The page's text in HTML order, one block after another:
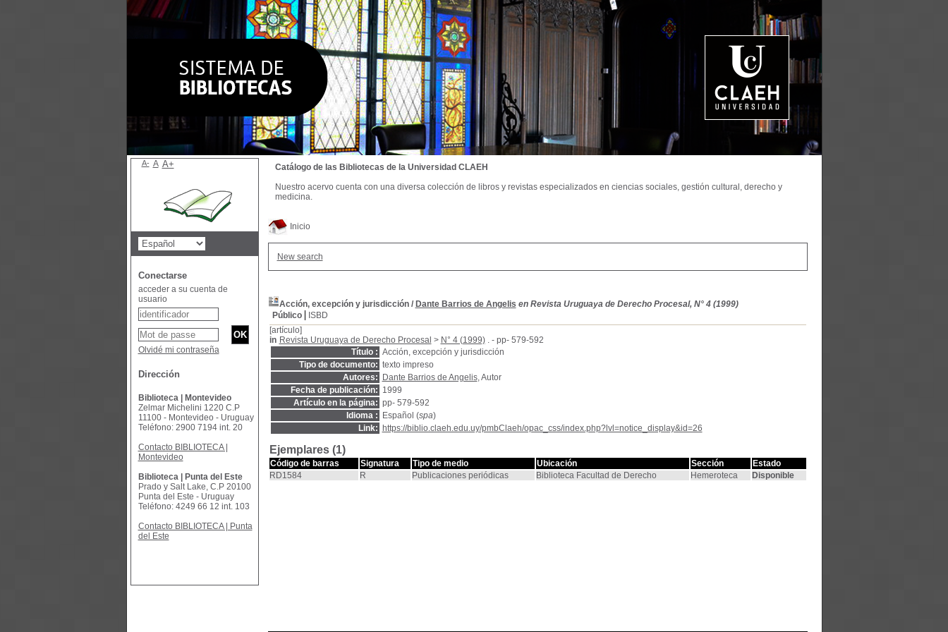
Inicio
New search
Acción, excepción y jurisdicción/ Dante Barrios de Angelis en Revista Uruguaya de Derecho Procesal, N° 4 (1999)
Público
ISBD
[artículo]
in Revista Uruguaya de Derecho Procesal > N° 4 (1999). - pp- 579-592
Título : Acción, excepción y jurisdicción
Tipo de documento: texto impreso
Autores:
Dante Barrios de Angelis, Autor
Fecha de publicación: 1999
Artículo en la página: pp- 579-592
Idioma :
Español (spa)
Link:
https://biblio.claeh.edu.uy/pmbClaeh/opac_css/index.php?lvl=notice_display&id=26
Ejemplares (1)
Código de barras Signatura Tipo de medio Ubicación Sección
Estado
RD1584
R Publicaciones periódicas Biblioteca Facultad de Derecho Hemeroteca Disponible
Catálogo de las Bibliotecas de la Universidad CLAEH
Nuestro acervo cuenta con una diversa colección de libros y revistas especializados en ciencias sociales, gestión cultural, derecho y
medicina.
A- A A+
Conectarse
acceder a su cuenta de
usuario
Olvidé mi contraseña
Dirección
Biblioteca | Montevideo
Zelmar Michelini 1220 C.P
11100 - Montevideo - Uruguay
Teléfono: 2900 7194 int. 20
Contacto BIBLIOTECA |
Montevideo
Biblioteca | Punta del Este
Prado y Salt Lake, C.P 20100
Punta del Este - Uruguay
Teléfono: 4249 66 12 int. 103
Contacto BIBLIOTECA | Punta
del Este